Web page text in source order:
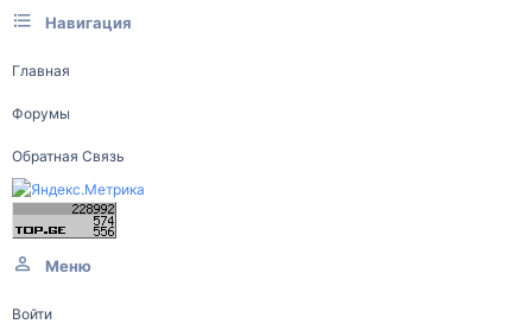
Навигация
Главная
Форумы
Обратная Связь
Меню
Войти